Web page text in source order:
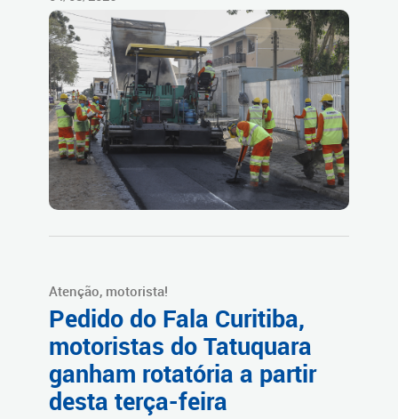
Atenção, motorista!
Pedido do Fala Curitiba,
motoristas do Tatuquara
ganham rotatória a partir
desta terça-feira